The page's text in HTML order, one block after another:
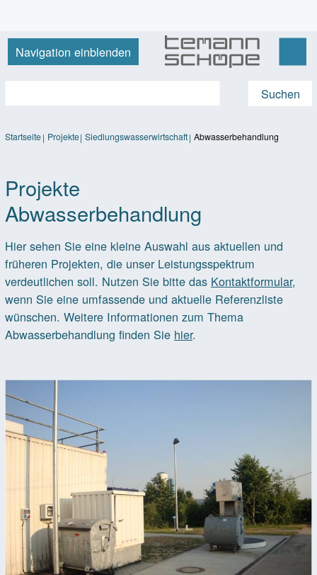
Navigation einblenden
Startseite Projekte Siedlungswasserwirtschaft Abwasserbehandlung
Projekte
Abwasserbehandlung
Hier sehen Sie eine kleine Auswahl aus aktuellen und
früheren Projekten, die unser Leistungsspektrum
verdeutlichen soll. Nutzen Sie bitte das Kontaktformular,
wenn Sie eine umfassende und aktuelle Referenzliste
wünschen. Weitere Informationen zum Thema
Abwasserbehandlung finden Sie hier.